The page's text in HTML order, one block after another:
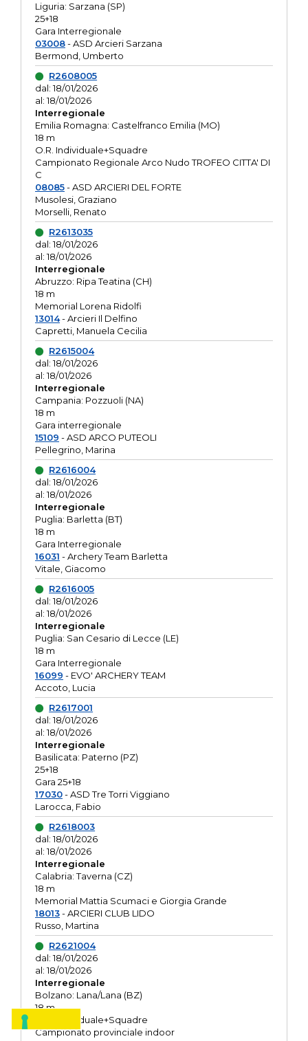
Liguria: Sarzana (SP)
25+18
Gara Interregionale
03008- ASD Arcieri Sarzana
Bermond, Umberto
R2608005
dal: 18/01/2026
al: 18/01/2026
Interregionale
Emilia Romagna: Castelfranco Emilia (MO)
18 m
O.R. Individuale+Squadre
Campionato Regionale Arco Nudo TROFEO CITTA' DI
C
08085- ASD ARCIERI DEL FORTE
Musolesi, Graziano
Morselli, Renato
R2613035
dal: 18/01/2026
al: 18/01/2026
Interregionale
Abruzzo: Ripa Teatina (CH)
18 m
Memorial Lorena Ridolfi
13014- Arcieri Il Delfino
Capretti, Manuela Cecilia
R2615004
dal: 18/01/2026
al: 18/01/2026
Interregionale
Campania: Pozzuoli (NA)
18 m
Gara interregionale
15109 - ASD ARCO PUTEOLI
Pellegrino, Marina
R2616004
dal: 18/01/2026
al: 18/01/2026
Interregionale
Puglia: Barletta (BT)
18 m
Gara Interregionale
16031 - Archery Team Barletta
Vitale, Giacomo
R2616005
dal: 18/01/2026
al: 18/01/2026
Interregionale
Puglia: San Cesario di Lecce (LE)
18 m
Gara Interregionale
16099 - EVO' ARCHERY TEAM
Accoto, Lucia
R2617001
dal: 18/01/2026
al: 18/01/2026
Interregionale
Basilicata: Paterno (PZ)
25+18
Gara 25+18
17030- ASD Tre Torri Viggiano
Larocca, Fabio
R2618003
dal: 18/01/2026
al: 18/01/2026
Interregionale
Calabria: Taverna (CZ)
18 m
Memorial Mattia Scumaci e Giorgia Grande
18013- ARCIERI CLUB LIDO
Russo, Martina
R2621004
dal: 18/01/2026
al: 18/01/2026
Interregionale
Bolzano: Lana/Lana (BZ)
18 m
O.R. Individuale+Squadre
Campionato provinciale indoor